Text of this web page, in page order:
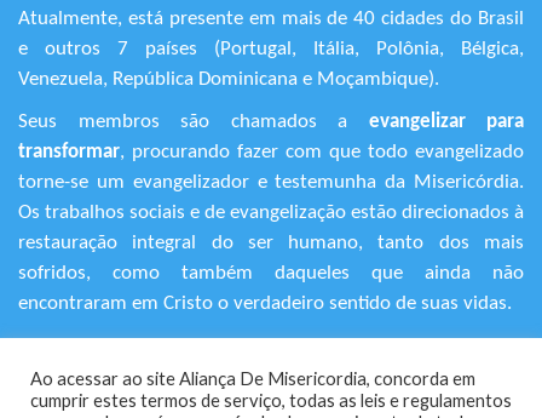
Atualmente, está presente em mais de 40 cidades do Brasil
e outros 7 países (Portugal, Itália, Polônia, Bélgica,
Venezuela, República Dominicana e Moçambique).
Seus membros são chamados a evangelizar para
transformar, procurando fazer com que todo evangelizado
torne-se um evangelizador e testemunha da Misericórdia.
Os trabalhos sociais e de evangelização estão direcionados à
restauração integral do ser humano, tanto dos mais
sofridos, como também daqueles que ainda não
encontraram em Cristo o verdadeiro sentido de suas vidas.
Rua Avanhandava, 616 – Bela Vista
Ao acessar ao site Aliança De Misericordia, concorda em
cumprir estes termos de serviço, todas as leis e regulamentos